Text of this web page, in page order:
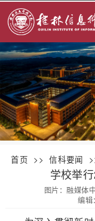
首页 >> 信科要闻
学校举
图片：融媒体
编辑